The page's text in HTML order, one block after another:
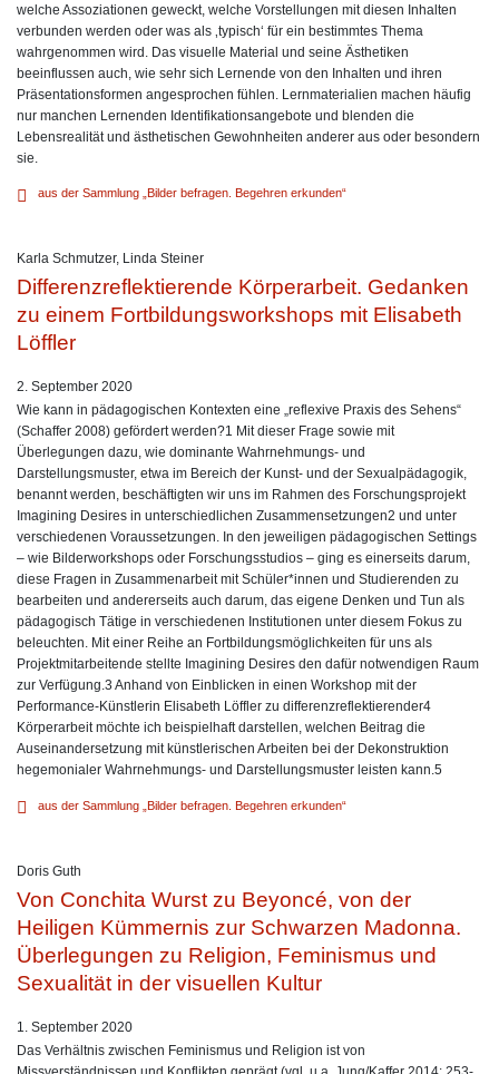
welche Assoziationen geweckt, welche Vorstellungen mit diesen Inhalten
verbunden werden oder was als ‚typisch‘ für ein bestimmtes Thema
wahrgenommen wird. Das visuelle Material und seine Ästhetiken
beeinflussen auch, wie sehr sich Lernende von den Inhalten und ihren
Präsentationsformen angesprochen fühlen. Lernmaterialien machen häufig
nur manchen Lernenden Identifikationsangebote und blenden die
Lebensrealität und ästhetischen Gewohnheiten anderer aus oder besondern
sie.
aus der Sammlung „Bilder befragen. Begehren erkunden“
Karla Schmutzer, Linda Steiner
Differenzreflektierende Körperarbeit. Gedanken
zu einem Fortbildungsworkshops mit Elisabeth
Löffler
2. September 2020
Wie kann in pädagogischen Kontexten eine „reflexive Praxis des Sehens“
(Schaffer 2008) gefördert werden?1 Mit dieser Frage sowie mit
Überlegungen dazu, wie dominante Wahrnehmungs- und
Darstellungsmuster, etwa im Bereich der Kunst- und der Sexualpädagogik,
benannt werden, beschäftigten wir uns im Rahmen des Forschungsprojekt
Imagining Desires in unterschiedlichen Zusammensetzungen2 und unter
verschiedenen Voraussetzungen. In den jeweiligen pädagogischen Settings
– wie Bilderworkshops oder Forschungsstudios – ging es einerseits darum,
diese Fragen in Zusammenarbeit mit Schüler*innen und Studierenden zu
bearbeiten und andererseits auch darum, das eigene Denken und Tun als
pädagogisch Tätige in verschiedenen Institutionen unter diesem Fokus zu
beleuchten. Mit einer Reihe an Fortbildungsmöglichkeiten für uns als
Projektmitarbeitende stellte Imagining Desires den dafür notwendigen Raum
zur Verfügung.3 Anhand von Einblicken in einen Workshop mit der
Performance-Künstlerin Elisabeth Löffler zu differenzreflektierender4
Körperarbeit möchte ich beispielhaft darstellen, welchen Beitrag die
Auseinandersetzung mit künstlerischen Arbeiten bei der Dekonstruktion
hegemonialer Wahrnehmungs- und Darstellungsmuster leisten kann.5
aus der Sammlung „Bilder befragen. Begehren erkunden“
Doris Guth
Von Conchita Wurst zu Beyoncé, von der
Heiligen Kümmernis zur Schwarzen Madonna.
Überlegungen zu Religion, Feminismus und
Sexualität in der visuellen Kultur
1. September 2020
Das Verhältnis zwischen Feminismus und Religion ist von